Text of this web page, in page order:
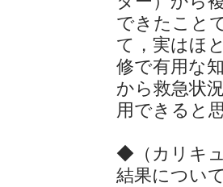
できたこと
て，実はほ
修で有用な
から救急状
用できると
◆（カリキ
結果につい